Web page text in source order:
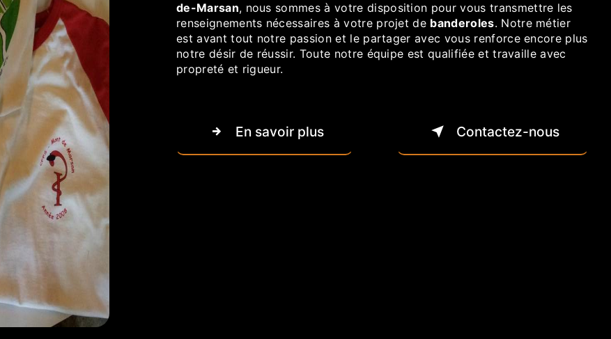
de-Marsan, nous sommes à votre disposition pour vous transmettre les
renseignements nécessaires à votre projet de banderoles. Notre métier
est avant tout notre passion et le partager avec vous renforce encore plus
notre désir de réussir. Toute notre équipe est qualifiée et travaille avec
propreté et rigueur.
En savoir plus Contactez-nous